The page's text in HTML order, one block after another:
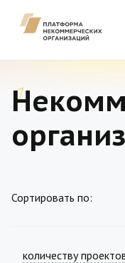
Сортировать по:
количеству